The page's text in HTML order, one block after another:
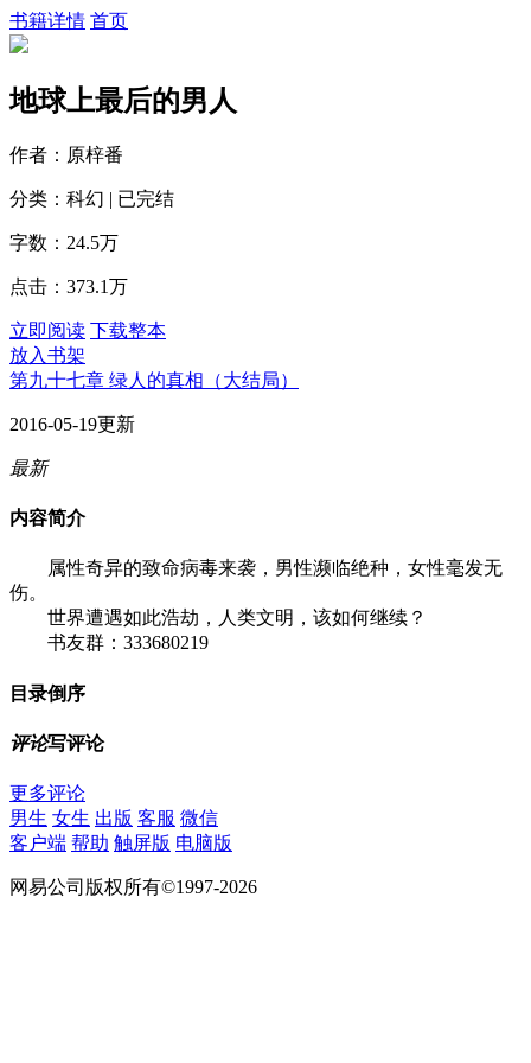
书籍详情 首页
地球上最后的男人
作者：原梓番
分类：科幻 | 已完结
字数：24.5万
点击：373.1万
立即阅读 下载整本
放入书架
第九十七章 绿人的真相（大结局）
2016-05-19更新
最新
内容简介
属性奇异的致命病毒来袭，男性濒临绝种，女性毫发无
伤。
世界遭遇如此浩劫，人类文明，该如何继续？
书友群：333680219
目录倒序
评论写评论
更多评论
男生 女生 出版 客服 微信
客户端 帮助 触屏版 电脑版
网易公司版权所有©1997-2026